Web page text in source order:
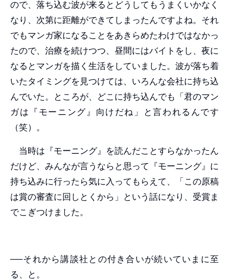
ので、落ち込む波が来るとどうしてもうまくいかなく
なり、次第に距離ができてしまったんですよね。それ
でもマンガ家になることをあきらめたわけではなかっ
たので、治療を続けつつ、昼間にはバイトをし、夜に
なるとマンガを描く生活をしていました。波が落ち着
いたタイミングを見つけては、いろんな会社に持ち込
んでいた。ところが、どこに持ち込んでも「君のマン
ガは『モーニング』向けだね」と言われるんです
（笑）。
当時は『モーニング』を読んだことすらなかったん
だけど、みんなが言うならと思って『モーニング』に
持ち込みに行ったら気に入ってもらえて、「この原稿
は賞の審査に回しとくから」という話になり、受賞ま
でこぎつけました。
──それから講談社との付き合いが続いていまに至
る、と。